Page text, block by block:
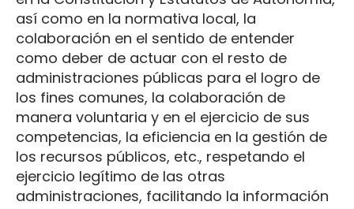
así como en la normativa local, la
colaboración en el sentido de entender
como deber de actuar con el resto de
administraciones públicas para el logro de
los fines comunes, la colaboración de
manera voluntaria y en el ejercicio de sus
competencias, la eficiencia en la gestión de
los recursos públicos, etc., respetando el
ejercicio legítimo de las otras
administraciones, facilitando la información